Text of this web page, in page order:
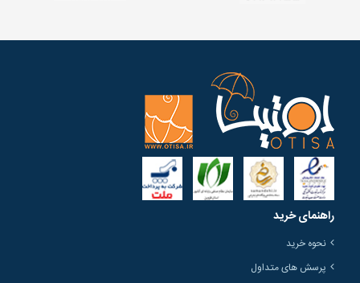
راهنمای خرید
نحوه خرید
پرسش های متداول